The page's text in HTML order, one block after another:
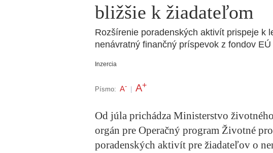
bližšie k žiadateľom
Rozšírenie poradenských aktivít prispeje k
nenávratný finančný príspevok z fondov EÚ
Inzercia
Písmo: A- A+
Od júla prichádza Ministerstvo
orgán pre Operačný program Životné
poradenských aktivít pre žiadateľov o